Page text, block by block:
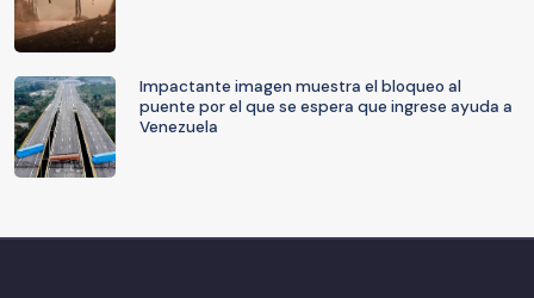
Impactante imagen muestra el bloqueo al
puente por el que se espera que ingrese ayuda a
Venezuela